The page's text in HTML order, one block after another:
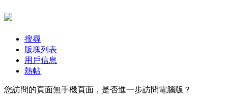
搜尋
版塊列表
用戶信息
熱帖
您訪問的頁面無手機頁面，是否進一步訪問電腦版？